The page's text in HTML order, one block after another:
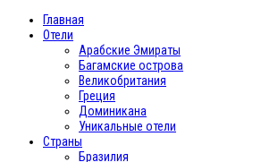
Главная
Отели
Арабские Эмираты
Багамские острова
Великобритания
Греция
Доминикана
Уникальные отели
Страны
Бразилия